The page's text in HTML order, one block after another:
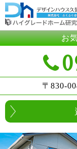
お
〒830-